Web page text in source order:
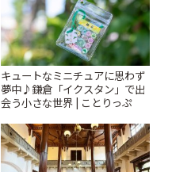
キュートなミニチュアに思わず
夢中♪鎌倉「イクスタン」で出
会う小さな世界 | ことりっぷ